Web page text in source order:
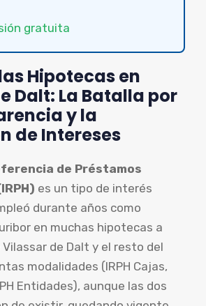
gratuita
las Hipotecas en
Dalt: La Batalla por
y la
de Intereses
de Préstamos
es un tipo de interés
durante años como
en muchas hipotecas a
de Dalt y el resto del
modalidades (IRPH Cajas,
Entidades), aunque las dos